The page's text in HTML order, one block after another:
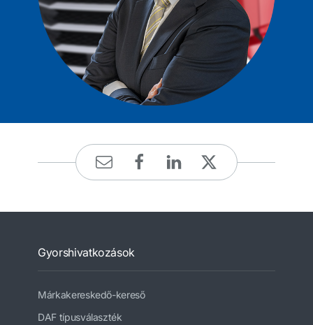
Gyorshivatkozások
Márkakereskedő-kereső
DAF típusválaszték